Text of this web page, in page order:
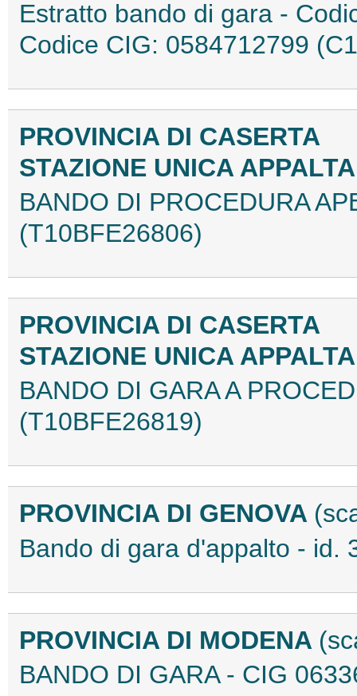
Estratto bando di gara -
Codice CIG: 0584712799
PROVINCIA DI CASERTA
STAZIONE UNICA
BANDO DI PROCEDURA
(T10BFE26806)
PROVINCIA DI CASERTA
STAZIONE UNICA
BANDO DI GARA A
(T10BFE26819)
PROVINCIA DI GENOVA
Bando di gara d'appalto - id.
PROVINCIA DI MODENA
BANDO DI GARA - CIG